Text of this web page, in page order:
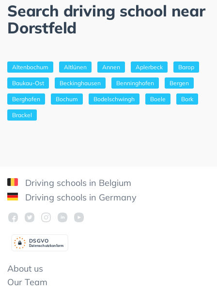
Search driving school near
Dorstfeld
Altenbochum Altlünen Annen Aplerbeck Barop
Baukau-Ost Beckinghausen Benninghofen Bergen
Berghofen Bochum Bodelschwingh Boele Bork
Brackel
Driving schools in Belgium
Driving schools in Germany
Datenschutzkonform
DSGVO
About us
Our Team